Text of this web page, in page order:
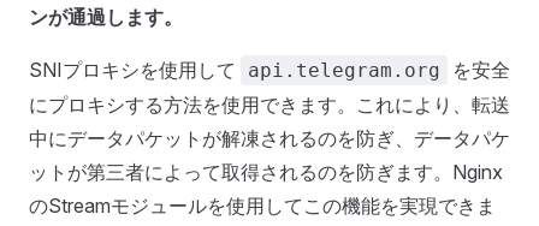
ンが通過します。
SNIプロキシを使用して api.telegram.org
を安全
にプロキシする方法を使用できます。これにより、転送
中にデータパケットが解凍されるのを防ぎ、データパケ
ットが第三者によって取得されるのを防ぎます。Nginx
のStreamモジュールを使用してこの機能を実現できま